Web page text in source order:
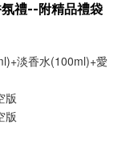
禮--附精品禮袋
淡香水(100ml)+愛
版
版